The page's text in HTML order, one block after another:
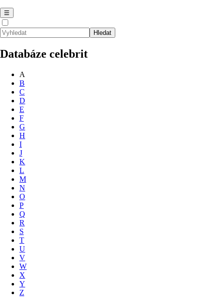
☰
Databáze celebrit
A
B
C
D
E
F
G
H
I
J
K
L
M
N
O
P
Q
R
S
T
U
V
W
X
Y
Z